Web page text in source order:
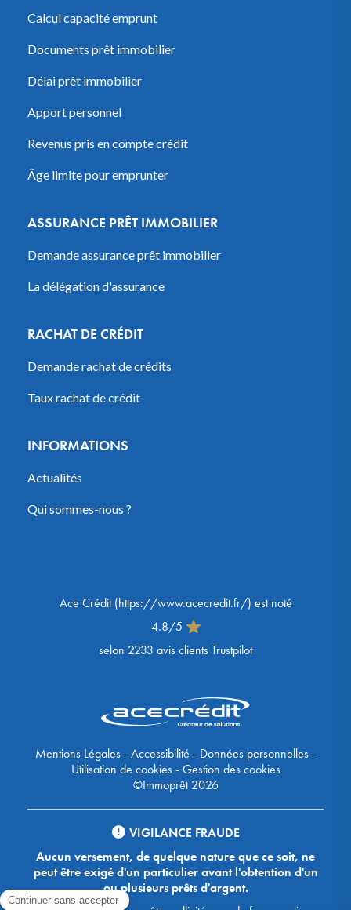
Calcul capacité emprunt
Documents prêt immobilier
Délai prêt immobilier
Apport personnel
Revenus pris en compte crédit
Âge limite pour emprunter
ASSURANCE PRÊT IMMOBILIER
Demande assurance prêt immobilier
La délégation d'assurance
RACHAT DE CRÉDIT
Demande rachat de crédits
Taux rachat de crédit
INFORMATIONS
Actualités
Qui sommes-nous ?
Ace Crédit(https://www.acecredit.fr/) est noté
4.8/5
selon 2233 avis clients Trustpilot
Mentions Légales-Accessibilité - Données personnelles-
Utilisation de cookies-Gestion des cookies
©Immoprêt 2026
VIGILANCE FRAUDE
Aucun versement, de quelque nature que ce soit, ne
peut être exigé d'un particulier avant l'obtention d'un
ou plusieurs prêts d'argent.